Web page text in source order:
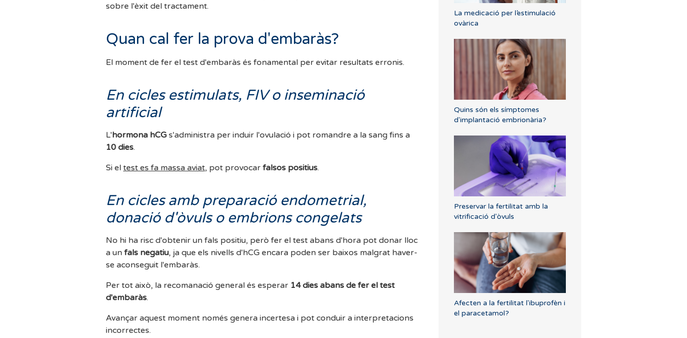
sobre l'èxit del tractament.
Quan cal fer la prova d'embaràs?
El moment de fer el test d'embaràs és fonamental per evitar resultats erronis.
En cicles estimulats, FIV o inseminació
artificial
L'hormona hCG s'administra per induir l'ovulació i pot romandre a la sang fins a
10 dies.
Si el test es fa massa aviat, pot provocar falsos positius.
En cicles amb preparació endometrial,
donació d'òvuls o embrions congelats
No hi ha risc d'obtenir un fals positiu, però fer el test abans d'hora pot donar lloc
a un fals negatiu, ja que els nivells d'hCG encara poden ser baixos malgrat haver-
se aconseguit l'embaràs.
Per tot això, la recomanació general és esperar 14 dies abans de fer el test
d'embaràs.
Avançar aquest moment només genera incertesa i pot conduir a interpretacions
incorrectes.
La medicació per l’estimulació
ovàrica
Quins són els símptomes
d'implantació embrionària?
Preservar la fertilitat amb la
vitrificació d'òvuls
Afecten a la fertilitat l'ibuprofèn i
el paracetamol?